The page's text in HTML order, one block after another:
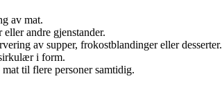
av mat.
andre gjenstander.
av supper, frokostblandinger eller desserter.
i form.
til flere personer samtidig.